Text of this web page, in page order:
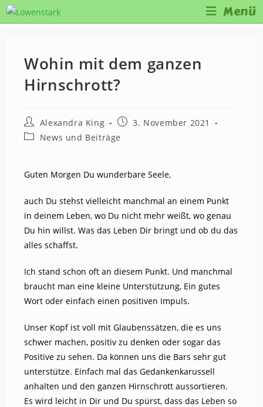
Zum
Inhalt
Menü
Wohin mit dem ganzen
Hirnschrott?
Beitrags-
Autor:
Alexandra King
Beitrag3. November 2021
Beitrags-
News und Beiträge
Guten Morgen Du wunderbare Seele,
auch Du stehst vielleicht manchmal an einem Punkt
in deinem Leben, wo Du nicht mehr weißt, wo genau
Du hin willst. Was das Leben Dir bringt und ob du das
alles schaffst.
Ich stand schon oft an diesem Punkt. Und manchmal
braucht man eine kleine Unterstützung, Ein gutes
Wort oder einfach einen positiven Impuls.
Unser Kopf ist voll mit Glaubenssätzen, die es uns
schwer machen, positiv zu denken oder sogar das
Positive zu sehen. Da können uns die Bars sehr gut
unterstütze. Einfach mal das Gedankenkarussell
anhalten und den ganzen Hirnschrott aussortieren.
Es wird leicht in Dir und Du spürst, dass das Leben so